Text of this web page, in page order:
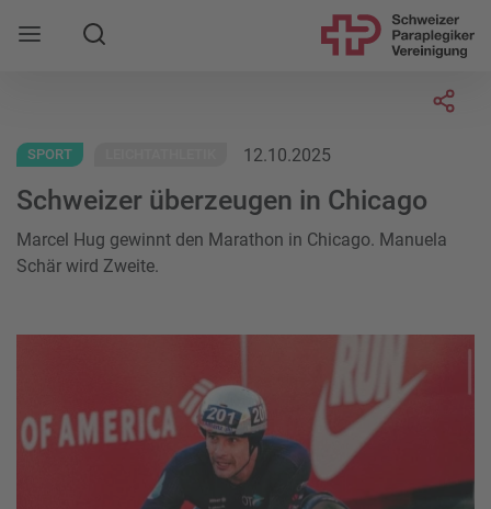
Mobile Navigation öffnen
Suche
SPORT 12.10.2025
Schweizer überzeugen in Chicago
Marcel Hug gewinnt den Marathon in Chicago. Manuela
Schär wird Zweite.